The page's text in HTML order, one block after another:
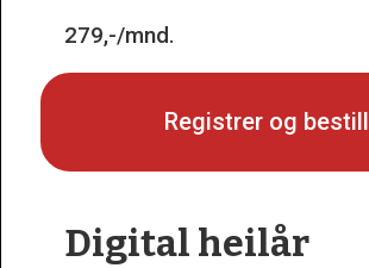
279,-/mnd.
Registrer og bestill
Digital heilår